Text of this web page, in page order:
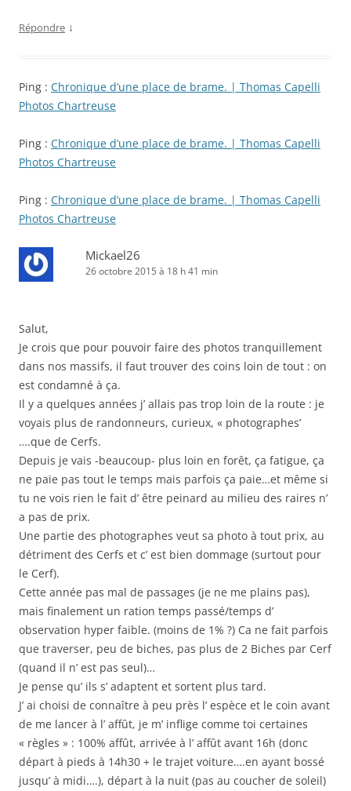
Répondre ↓
Ping : Chronique d’une place de brame. | Thomas Capelli
Photos Chartreuse
Ping : Chronique d’une place de brame. | Thomas Capelli
Photos Chartreuse
Ping : Chronique d’une place de brame. | Thomas Capelli
Photos Chartreuse
Mickael26
26 octobre 2015 à 18 h 41 min
Salut,
Je crois que pour pouvoir faire des photos tranquillement
dans nos massifs, il faut trouver des coins loin de tout : on
est condamné à ça.
Il y a quelques années j’ allais pas trop loin de la route : je
voyais plus de randonneurs, curieux, « photographes’
….que de Cerfs.
Depuis je vais -beaucoup- plus loin en forêt, ça fatigue, ça
ne paie pas tout le temps mais parfois ça paie…et même si
tu ne vois rien le fait d’ être peinard au milieu des raires n’
a pas de prix.
Une partie des photographes veut sa photo à tout prix, au
détriment des Cerfs et c’ est bien dommage (surtout pour
le Cerf).
Cette année pas mal de passages (je ne me plains pas),
mais finalement un ration temps passé/temps d’
observation hyper faible. (moins de 1% ?) Ca ne fait parfois
que traverser, peu de biches, pas plus de 2 Biches par Cerf
(quand il n’ est pas seul)…
Je pense qu’ ils s’ adaptent et sortent plus tard.
J’ ai choisi de connaître à peu près l’ espèce et le coin avant
de me lancer à l’ affût, je m’ inflige comme toi certaines
« règles » : 100% affût, arrivée à l’ affût avant 16h (donc
départ à pieds à 14h30 + le trajet voiture….en ayant bossé
jusqu’ à midi….), départ à la nuit (pas au coucher de soleil)